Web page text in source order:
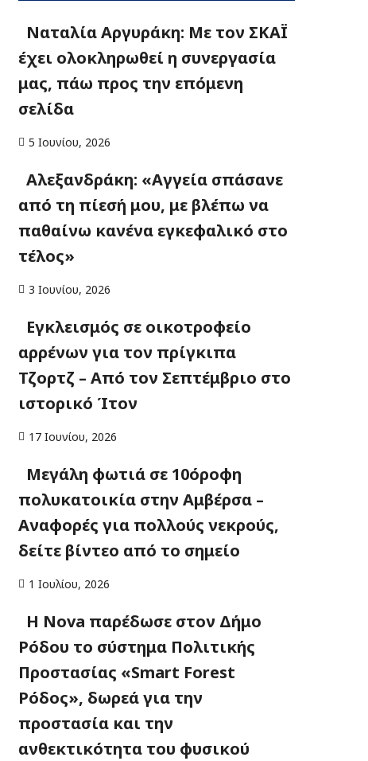
Ναταλία Αργυράκη: Με τον ΣΚΑΪ
έχει ολοκληρωθεί η συνεργασία
μας, πάω προς την επόμενη
σελίδα
5 Ιουνίου, 2026
Αλεξανδράκη: «Αγγεία σπάσανε
από τη πίεσή μου, με βλέπω να
παθαίνω κανένα εγκεφαλικό στο
τέλος»
3 Ιουνίου, 2026
Εγκλεισμός σε οικοτροφείο
αρρένων για τον πρίγκιπα
Τζορτζ – Από τον Σεπτέμβριο στο
ιστορικό Ίτον
17 Ιουνίου, 2026
Μεγάλη φωτιά σε 10όροφη
πολυκατοικία στην Αμβέρσα –
Αναφορές για πολλούς νεκρούς,
δείτε βίντεο από το σημείο
1 Ιουλίου, 2026
Η Nova παρέδωσε στον Δήμο
Ρόδου το σύστημα Πολιτικής
Προστασίας «Smart Forest
Ρόδος», δωρεά για την
προστασία και την
ανθεκτικότητα του φυσικού